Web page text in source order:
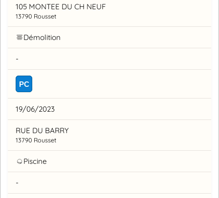
105 MONTEE DU CH NEUF
13790 Rousset
Démolition
-
PC
19/06/2023
RUE DU BARRY
13790 Rousset
Piscine
-